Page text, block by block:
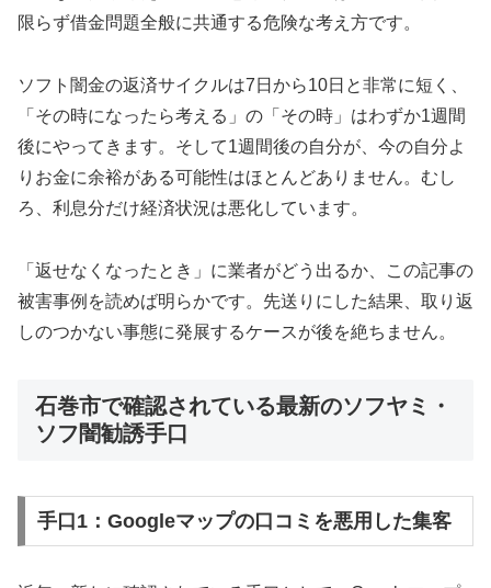
限らず借金問題全般に共通する危険な考え方です。
ソフト闇金の返済サイクルは7日から10日と非常に短く、
「その時になったら考える」の「その時」はわずか1週間
後にやってきます。そして1週間後の自分が、今の自分よ
りお金に余裕がある可能性はほとんどありません。むし
ろ、利息分だけ経済状況は悪化しています。
「返せなくなったとき」に業者がどう出るか、この記事の
被害事例を読めば明らかです。先送りにした結果、取り返
しのつかない事態に発展するケースが後を絶ちません。
石巻市で確認されている最新のソフヤミ・
ソフ闇勧誘手口
手口1：Googleマップの口コミを悪用した集客